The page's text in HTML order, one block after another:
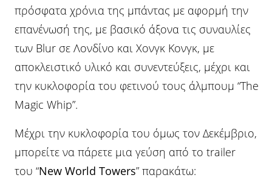
πρόσφατα χρόνια της μπάντας με αφορμή την
επανένωσή της, με βασικό άξονα τις συναυλίες
των Blur σε Λονδίνο και Χονγκ Κονγκ, με
αποκλειστικό υλικό και συνεντεύξεις, μέχρι και
την κυκλοφορία του φετινού τους άλμπουμ “The
Magic Whip”.
Μέχρι την κυκλοφορία του όμως τον Δεκέμβριο,
μπορείτε να πάρετε μια γεύση από το trailer
του “New World Towers” παρακάτω: